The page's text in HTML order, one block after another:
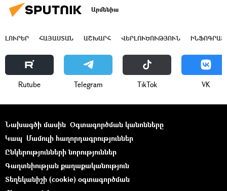
Արմենիա
ԼՈՒՐԵՐ ՀԱՅԱՍՏԱՆ ԱՇԽԱՐՀ ՎԵՐԼՈՒԾՈՒԹՅՈՒՆ
Rutube Telegram ТikТоk VK
Նախագծի մասին Օգտագործման կանոնները
Կապ Մամուլի հաղորդագրություններ
Ընկերությունների նորություններ
Գաղտնիության քաղաքականություն
Տեղեկանիշի (cookie) օգտագործման